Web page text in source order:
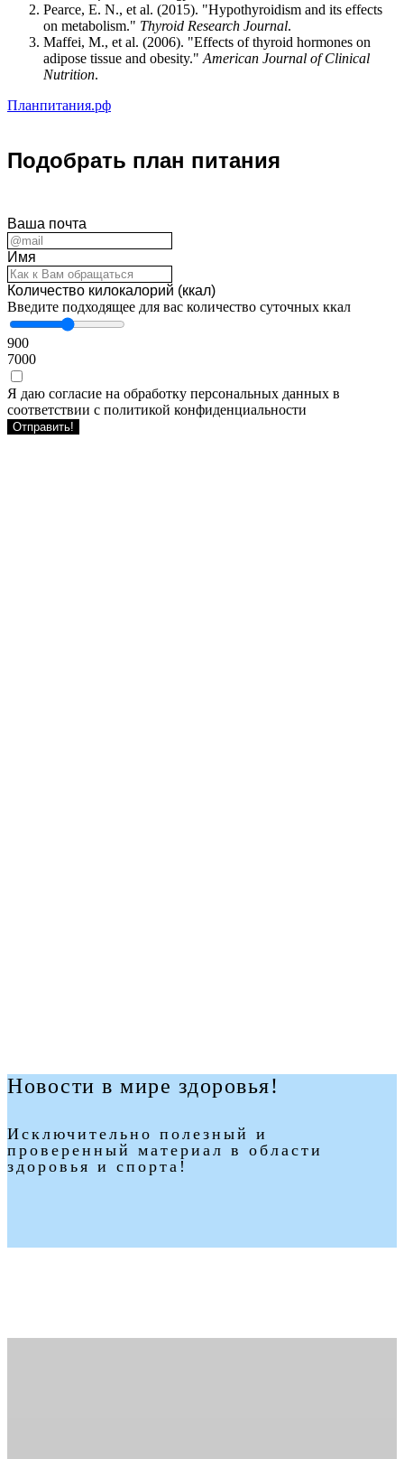
Pearce, E. N., et al. (2015). "Hypothyroidism and its effects
on metabolism." Thyroid Research Journal.
Maffei, M., et al. (2006). "Effects of thyroid hormones on
adipose tissue and obesity." American Journal of Clinical
Nutrition.
Планпитания.рф
Подобрать план питания
Ваша почта
Имя
Количество килокалорий (ккал)
Введите подходящее для вас количество суточных ккал
900
7000
Я даю согласие на обработку персональных данных в
соответствии с политикой конфиденциальности
Отправить!
Новости в мире здоровья!
Исключительно полезный и
проверенный материал в области
здоровья и спорта!